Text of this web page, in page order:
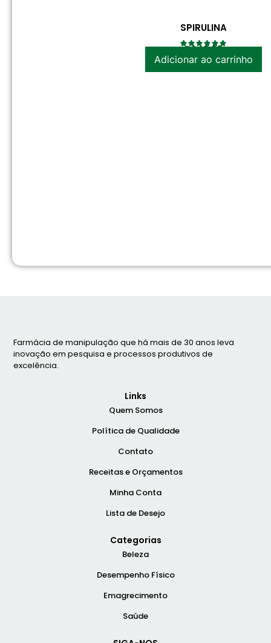
SPIRULINA
R$42.20
Adicionar ao carrinho
Farmácia de manipulação que há mais de 30 anos leva
inovação em pesquisa e processos produtivos de
excelência.
Links
Quem Somos
Política de Qualidade
Contato
Receitas e Orçamentos
Minha Conta
Lista de Desejo
Categorias
Beleza
Desempenho Físico
Emagrecimento
Saúde